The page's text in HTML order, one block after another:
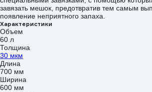
завязать мешок, предотвратив тем самым
появление неприятного запаха.
Характеристики
Объем
60 л
Толщина
30 мкм
Длина
700 мм
Ширина
600 мм